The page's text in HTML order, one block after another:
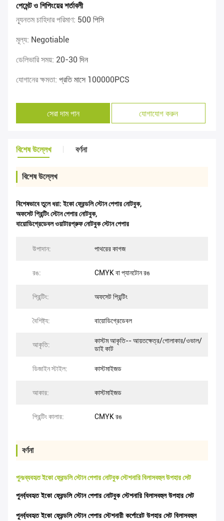
পেমেন্ট ও শিপিংয়ের শর্তাবলী
ন্যূনতম চাহিদার পরিমাণ: 500 পিসি
মূল্য: Negotiable
ডেলিভারি সময়: 20-30 দিন
যোগানের ক্ষমতা: প্রতি মাসে 100000PCS
সেরা দাম পান যোগাযোগ করুন
বিশেষ উল্লেখ বর্ণনা
বিশেষ উল্লেখ
বিশেষভাবে তুলে ধরা:ইকো ফ্রেন্ডলি স্টোন পেপার নোটবুক,
অফসেট প্রিন্টিং স্টোন পেপার নোটবুক,
বায়োডিগ্রেডেবল ওয়াটারপ্রুফ নোটবুক স্টোন পেপার
উপাদান: পাথরের কাগজ
রঙ: CMYK বা প্যানটোন রঙ
প্রিন্টিং: অফসেট প্রিন্টিং
বৈশিষ্ট্য: বায়োডিগ্রেডেবল
আকৃতি:
কাস্টম আকৃতি-- আয়তক্ষেত্র/গোলাকার/ওভাল/
ডাই কাট
ডিজাইন স্টাইল: কাস্টমাইজড
আকার: কাস্টমাইজড
প্রিন্টিং কালার: CMYK রঙ
বর্ণনা
পুনঃব্যবহৃত ইকো ফ্রেন্ডলি স্টোন পেপার নোটবুক স্টেশনারি বিলাসবহুল উপহার সেট
পুনর্ব্যবহৃত ইকো ফ্রেন্ডলি স্টোন পেপার নোটবুক স্টেশনারি বিলাসবহুল উপহার সেট
পুনর্ব্যবহৃত ইকো ফ্রেন্ডলি স্টোন পেপার স্টেশনারী কর্পোরেট উপহার সেট বিলাসবহুল